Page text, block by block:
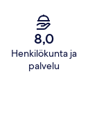
8,0
Henkilökunta ja
palvelu